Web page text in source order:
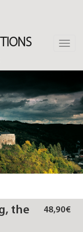
Toggle
the
48,90€